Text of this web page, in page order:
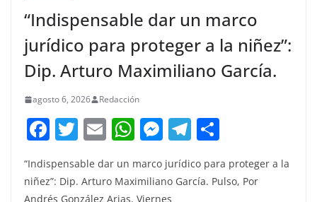
“Indispensable dar un marco
jurídico para proteger a la niñez”:
Dip. Arturo Maximiliano García.
agosto 6, 2026 Redacción
F
c
T
w
itt
E
ai
W
at
M
e
ss
T
e m
“Indispensable dar un marco jurídico para proteger a la
niñez”: Dip. Arturo Maximiliano García. Pulso, Por
Andrés González Arias. Viernes